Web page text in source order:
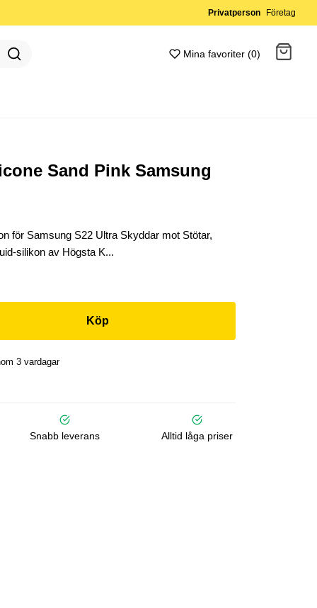
Privatperson Företag
Mina favoriter (0)
Sand Pink Samsung
för Samsung S22 Ultra Skyddar mot Stötar,
silikon av Högsta K...
Köp
3 vardagar
Snabb leverans Alltid låga priser